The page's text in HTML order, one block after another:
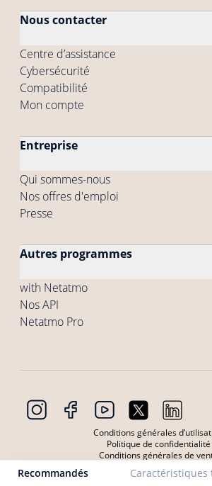
Recommandés Caractéristiques
Nous contacter
Centre d’assistance
Cybersécurité
Compatibilité
Mon compte
Entreprise
Qui sommes-nous
Nos offres d'emploi
Presse
Autres programmes
with Netatmo
Nos API
Netatmo Pro
Conditions générales
Politique de confidentialité
Conditions générales de
Conditions générales d'utilisation
Politique de confidentialité